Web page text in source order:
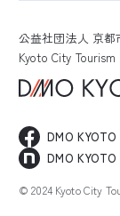
公益社団法人 京都
Kyoto City Tourism
DMO
DMO
© 2024 Kyoto City